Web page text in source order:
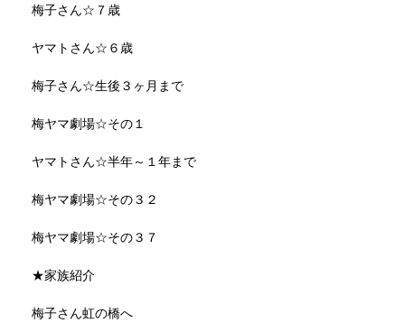
梅子さん☆７歳
ヤマトさん☆６歳
梅子さん☆生後３ヶ月まで
梅ヤマ劇場☆その１
ヤマトさん☆半年～１年まで
梅ヤマ劇場☆その３２
梅ヤマ劇場☆その３７
★家族紹介
梅子さん虹の橋へ